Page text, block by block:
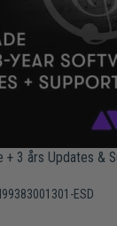
3 års Updates &
ESD